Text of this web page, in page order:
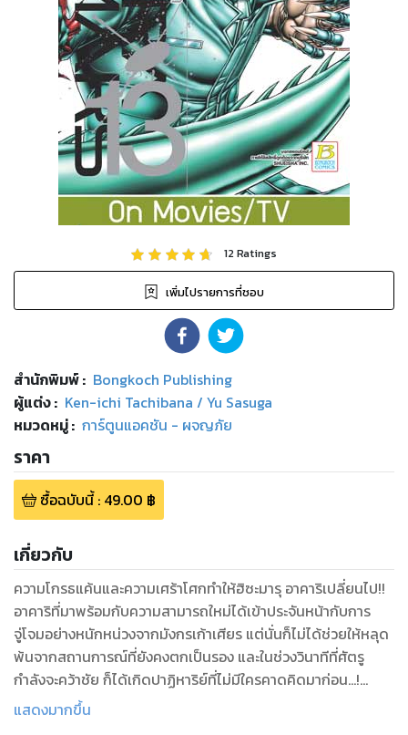
12Ratings
เพิ่มไปรายการที่ชอบ
สำนักพิมพ์: Bongkoch Publishing
ผู้แต่ง : Ken-ichi Tachibana / Yu Sasuga
หมวดหมู่: การ์ตูนแอคชัน - ผจญภัย
ราคา
ซื้อฉบับนี้: 49.00 ฿
เกี่ยวกับ
ความโกรธแค้นและความเศร้าโศกทำให้ฮิซะมารุ อาคาริเปลี่ยนไป!!
อาคาริที่มาพร้อมกับความสามารถใหม่ได้เข้าประจันหน้ากับการ
จู่โจมอย่างหนักหน่วงจากมังกรเก้าเศียร แต่นั่นก็ไม่ได้ช่วยให้หลุด
พ้นจากสถานการณ์ที่ยังคงตกเป็นรอง และในช่วงวินาทีที่ศัตรู
กำลังจะคว้าชัย ก็ได้เกิดปาฏิหาริย์ที่ไม่มีใครคาดคิดมาก่อน...!
เจตจำนงที่ฝ่าฟันความชั่วร้ายและจิตวิญญาณที่สืบต่อมากำลังนำ
แสดงมากขึ้น